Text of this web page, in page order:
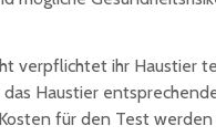
verpflichtet ihr Haustier
Haustier
für den Test werden